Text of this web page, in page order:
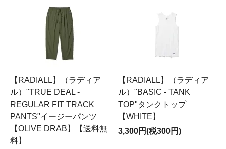
【RADIALL】（ラディア
ル）"TRUE DEAL -
REGULAR FIT TRACK
PANTS"イージーパンツ
【OLIVE DRAB】【送料無
料】
【RADIALL】（ラディア
ル）"BASIC - TANK
TOP"タンクトップ
【WHITE】
3,300円(税300円)